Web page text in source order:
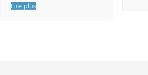
Lire plus